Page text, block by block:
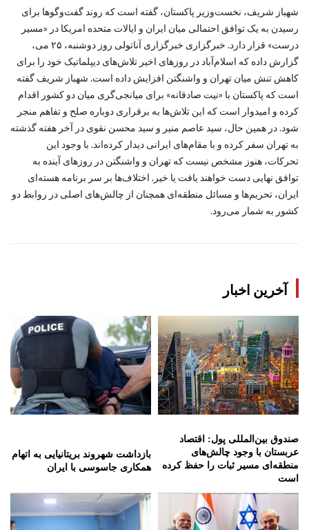
شهباز شریف، نخست‌وزیر پاکستان، گفته است که روند گفت‌وگوها برای
رسیدن به یک توافق احتمالی میان ایران و ایالات متحده امریکا در «مسیر
درست» قرار دارد. خبرگزاری خبرگزاری آناتولی روز دوشنبه، ۲۵ می،
گزارش داده که اسلام‌آباد در روزهای اخیر تلاش‌های دیپلماتیک خود را برای
کاهش تنش میان تهران و واشنگتن افزایش داده است. شهباز شریف گفته
است که پاکستان با «نیت صادقانه» برای میانجی‌گری میان دو کشور اقدام
کرده و امیدوار است که این تلاش‌ها به برقراری دوباره صلح و تفاهم منجر
شود. در همین حال، سید عاصم منیر و سید محسن نقوی در آخر هفته گذشته
به تهران سفر کرده و با مقام‌های ایرانی دیدار کرده‌اند. با وجود این
تحرکات، هنوز مشخص نیست که تهران و واشنگتن در روزهای آینده به
توافق نهایی دست خواهند یافت یا خیر. اختلاف‌ها بر سر برنامه هسته‌ای
ایران، تحریم‌ها و مسائل منطقه‌ای همچنان از چالش‌های اصلی در روابط دو
کشور به شمار می‌رود.
آخرین اخبار
صندوق بین‌المللی پول: اقتصاد
عربستان با وجود چالش‌های
منطقه‌ای مسیر ثبات را حفظ کرده
است
بازداشت شهروند بریتانیایی به اتهام
همکاری جاسوسی با ایران